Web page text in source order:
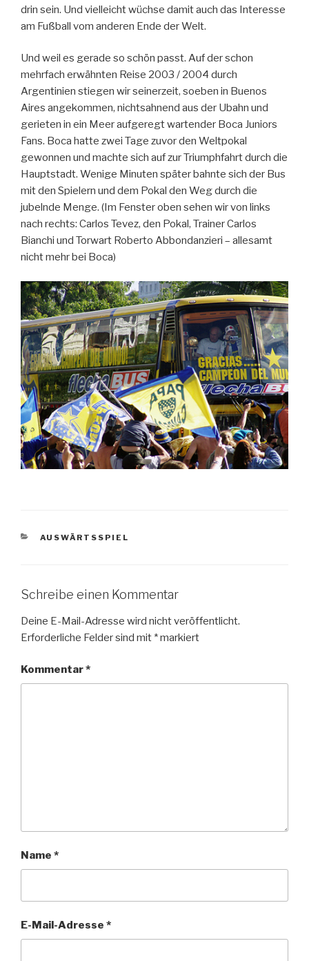
drin sein. Und vielleicht wüchse damit auch das Interesse
am Fußball vom anderen Ende der Welt.
Und weil es gerade so schön passt. Auf der schon
mehrfach erwähnten Reise 2003 / 2004 durch
Argentinien stiegen wir seinerzeit, soeben in Buenos
Aires angekommen, nichtsahnend aus der Ubahn und
gerieten in ein Meer aufgeregt wartender Boca Juniors
Fans. Boca hatte zwei Tage zuvor den Weltpokal
gewonnen und machte sich auf zur Triumphfahrt durch die
Hauptstadt. Wenige Minuten später bahnte sich der Bus
mit den Spielern und dem Pokal den Weg durch die
jubelnde Menge. (Im Fenster oben sehen wir von links
nach rechts: Carlos Tevez, den Pokal, Trainer Carlos
Bianchi und Torwart Roberto Abbondanzieri – allesamt
nicht mehr bei Boca)
KATEGORIEN
AUSWÄRTSSPIEL
Schreibe einen Kommentar
Deine E-Mail-Adresse wird nicht veröffentlicht.
Erforderliche Felder sind mit *markiert
Kommentar*
Name *
E-Mail-Adresse *